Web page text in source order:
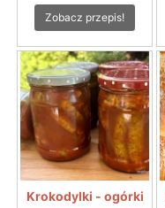
Zobacz przepis!
Krokodylki - ogórki